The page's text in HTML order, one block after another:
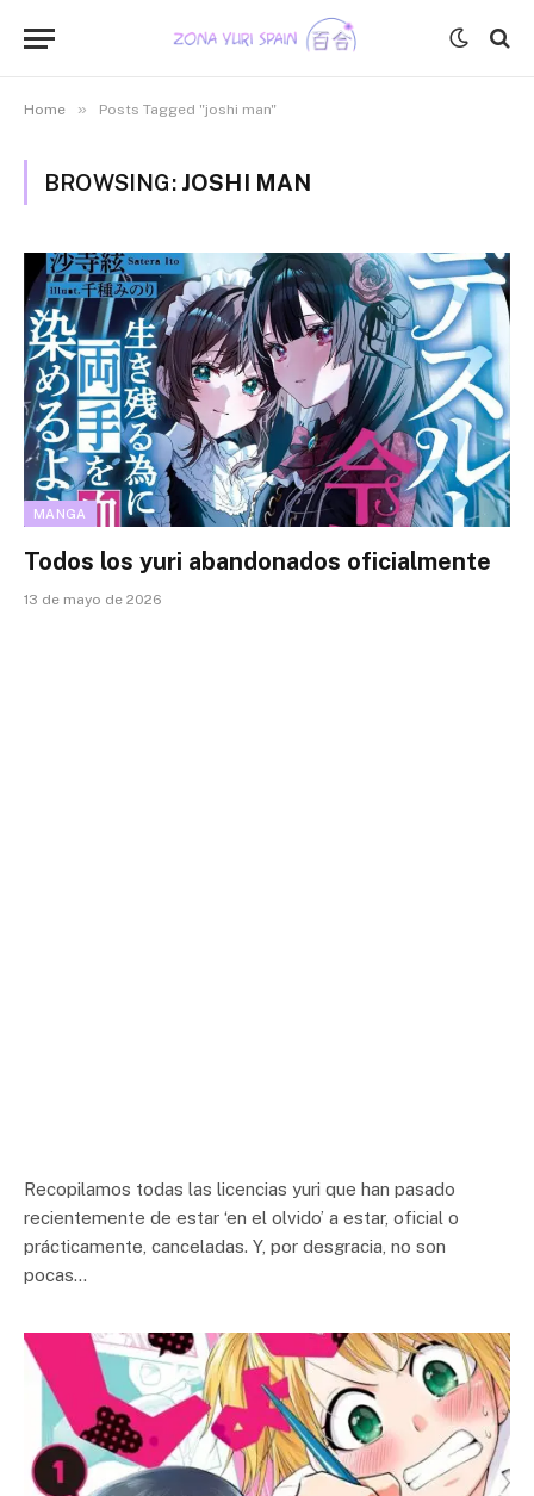
Home » Posts Tagged "joshi man"
BROWSING: JOSHI MAN
MANGA
Todos los yuri abandonados oficialmente
13 de mayo de 2026
Recopilamos todas las licencias yuri que han pasado
recientemente de estar ‘en el olvido’ a estar, oficial o
prácticamente, canceladas. Y, por desgracia, no son
pocas…